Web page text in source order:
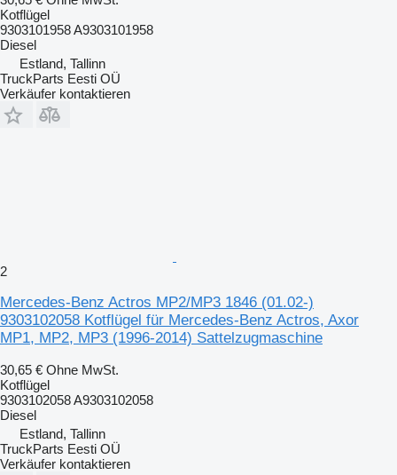
Kotflügel
9303101958 A9303101958
Diesel
Estland, Tallinn
TruckParts Eesti OÜ
Verkäufer kontaktieren
2
Mercedes-Benz Actros MP2/MP3 1846 (01.02-)
9303102058 Kotflügel für Mercedes-Benz Actros, Axor
MP1, MP2, MP3 (1996-2014) Sattelzugmaschine
30,65 € Ohne MwSt.
Kotflügel
9303102058 A9303102058
Diesel
Estland, Tallinn
TruckParts Eesti OÜ
Verkäufer kontaktieren